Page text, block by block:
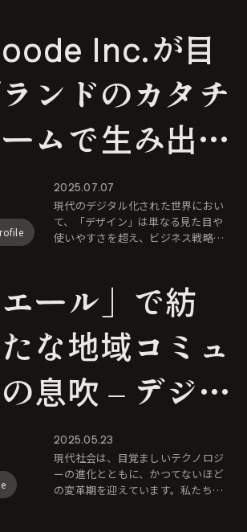
始まりでした。こんにちは。J.B.G
Inc.が目
ンドのカタチ
ムで生み出す
未来2025.07.07
現代のデジタル化された世界におい
て、「デザイン」は単なる見た目や
使いやすさを超え、ビジネス戦略や
探求の重要性が見過ごされがちな現
状もあり
エール」で紡
な地域コミュ
息吹 – デジ
拓く、心豊かな
来
2025.05.23
現代社会は、目覚ましいテクノロジ
ーの進化とともに、かつてないほど
の変革期を迎えています。私たちの